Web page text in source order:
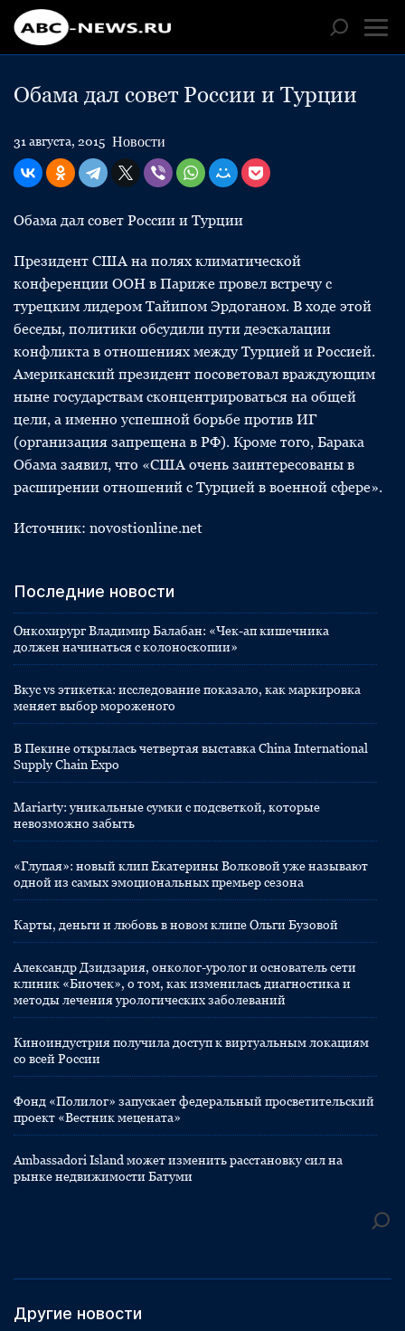
Обама дал совет России и Турции
31 августа, 2015 Новости
Обама дал совет России и Турции
Президент США на полях климатической
конференции ООН в Париже провел встречу с
турецким лидером Тайипом Эрдоганом. В ходе этой
беседы, политики обсудили пути деэскалации
конфликта в отношениях между Турцией и Россией.
Американский президент посоветовал враждующим
ныне государствам сконцентрироваться на общей
цели, а именно успешной борьбе против ИГ
(организация запрещена в РФ). Кроме того, Барака
Обама заявил, что «США очень заинтересованы в
расширении отношений с Турцией в военной сфере».
Источник: novostionline.net
Последние новости
Онкохирург Владимир Балабан: «Чек-ап кишечника
должен начинаться с колоноскопии»
Вкус vs этикетка: исследование показало, как маркировка
меняет выбор мороженого
В Пекине открылась четвертая выставка China International
Supply Chain Expo
Mariarty: уникальные сумки с подсветкой, которые
невозможно забыть
«Глупая»: новый клип Екатерины Волковой уже называют
одной из самых эмоциональных премьер сезона
Карты, деньги и любовь в новом клипе Ольги Бузовой
Александр Дзидзария, онколог-уролог и основатель сети
клиник «Биочек», о том, как изменилась диагностика и
методы лечения урологических заболеваний
Киноиндустрия получила доступ к виртуальным локациям
со всей России
Фонд «Полилог» запускает федеральный просветительский
проект «Вестник мецената»
Ambassadori Island может изменить расстановку сил на
рынке недвижимости Батуми
Другие новости